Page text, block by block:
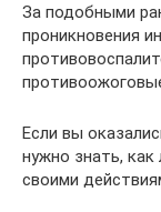
За подобными
проникновения
Если вы
нужно знать, как
своими